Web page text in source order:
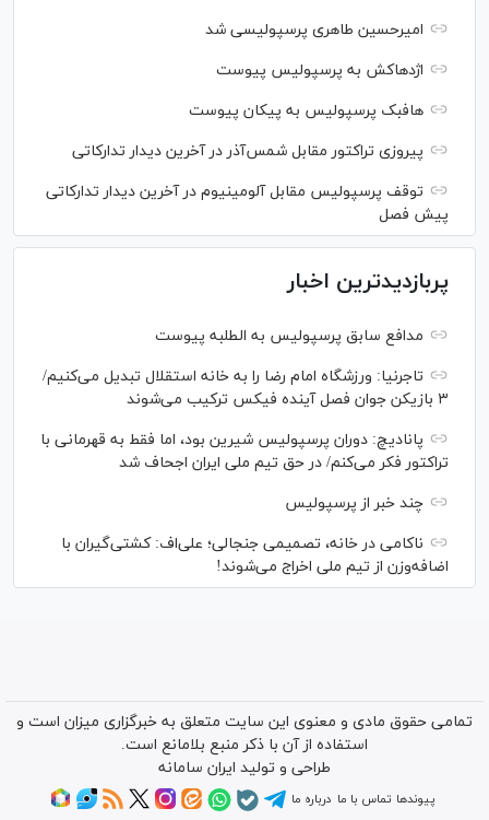
امیرحسین طاهری پرسپولیسی شد
اژدهاکش به پرسپولیس پیوست
هافبک پرسپولیس به پیکان پیوست
پیروزی تراکتور مقابل شمس‌آذر در آخرین دیدار تدارکاتی
توقف پرسپولیس مقابل آلومینیوم در آخرین دیدار تدارکاتی
پیش فصل
پربازدیدترین اخبار
مدافع سابق پرسپولیس به الطلبه پیوست
تاجرنیا: ورزشگاه امام رضا را به خانه استقلال تبدیل می‌کنیم/
۳ بازیکن جوان فصل آینده فیکس ترکیب می‌شوند
پانادیچ: دوران پرسپولیس شیرین بود، اما فقط به قهرمانی با
تراکتور فکر می‌کنم/ در حق تیم ملی ایران اجحاف شد
چند خبر از پرسپولیس
ناکامی در خانه، تصمیمی جنجالی؛ علی‌اف: کشتی‌گیران با
اضافه‌وزن از تیم ملی اخراج می‌شوند!
تمامی حقوق مادی و معنوی این سایت متعلق به خبرگزاری میزان است و
استفاده از آن با ذکر منبع بلامانع است.
طراحی و تولید ایران سامانه
پیوندها تماس با ما درباره ما